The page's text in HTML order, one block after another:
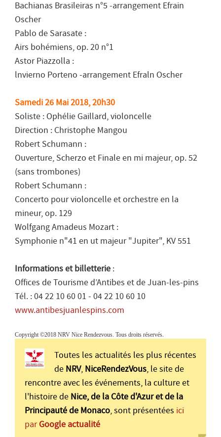
Bachianas Brasileiras n°5 -arrangement Efrain
Oscher
Pablo de Sarasate :
Airs bohémiens, op. 20 n°1
Astor Piazzolla :
lnvierno Porteno -arrangement Efraln Oscher
Samedi 26 Mai 2018, 20h30
Soliste : Ophélie Gaillard, violoncelle
Direction : Christophe Mangou
Robert Schumann :
Ouverture, Scherzo et Finale en mi majeur, op. 52
(sans trombones)
Robert Schumann :
Concerto pour violoncelle et orchestre en la
mineur, op. 129
Wolfgang Amadeus Mozart :
Symphonie n"41 en ut majeur "Jupiter", KV 551
Informations et billetterie :
Offices de Tourisme d’Antibes et de Juan-les-pins
Tél. : 04 22 10 60 01 - 04 22 10 60 10
www.antibesjuanlespins.com
Copyright ©2018 NRV Nice Rendezvous. Tous droits réservés.
Toutes les actualités les plus récentes
de NRV, NiceRendezVous, le site de
rencontre avec les événements, la culture et
l'histoire de Nice, de la Côte d'Azur et de la
Principauté de Monaco, sont présentées ici
par Google actualité